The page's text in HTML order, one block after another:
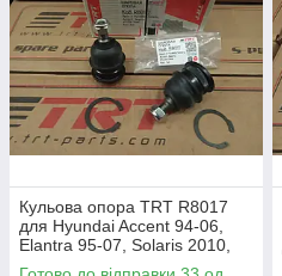
Кульова опора TRT R8017
для Hyundai Accent 94-06,
Elantra 95-07, Solaris 2010,
Gets, i20, Kia Cerato 04-09,